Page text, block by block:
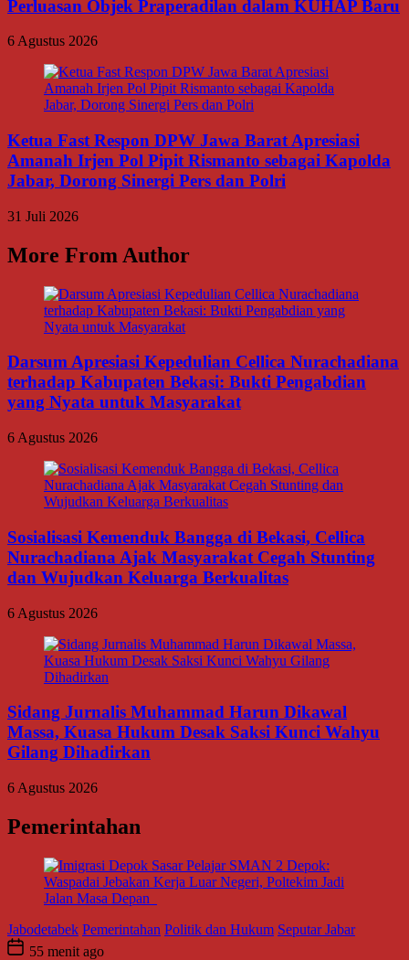
Perluasan Objek Praperadilan dalam KUHAP Baru
6 Agustus 2026
Ketua Fast Respon DPW Jawa Barat Apresiasi
Amanah Irjen Pol Pipit Rismanto sebagai Kapolda
Jabar, Dorong Sinergi Pers dan Polri
31 Juli 2026
More From Author
Darsum Apresiasi Kepedulian Cellica Nurachadiana
terhadap Kabupaten Bekasi: Bukti Pengabdian
yang Nyata untuk Masyarakat
6 Agustus 2026
Sosialisasi Kemenduk Bangga di Bekasi, Cellica
Nurachadiana Ajak Masyarakat Cegah Stunting
dan Wujudkan Keluarga Berkualitas
6 Agustus 2026
Sidang Jurnalis Muhammad Harun Dikawal
Massa, Kuasa Hukum Desak Saksi Kunci Wahyu
Gilang Dihadirkan
6 Agustus 2026
Pemerintahan
Jabodetabek Pemerintahan Politik dan Hukum Seputar Jabar
55 menit ago